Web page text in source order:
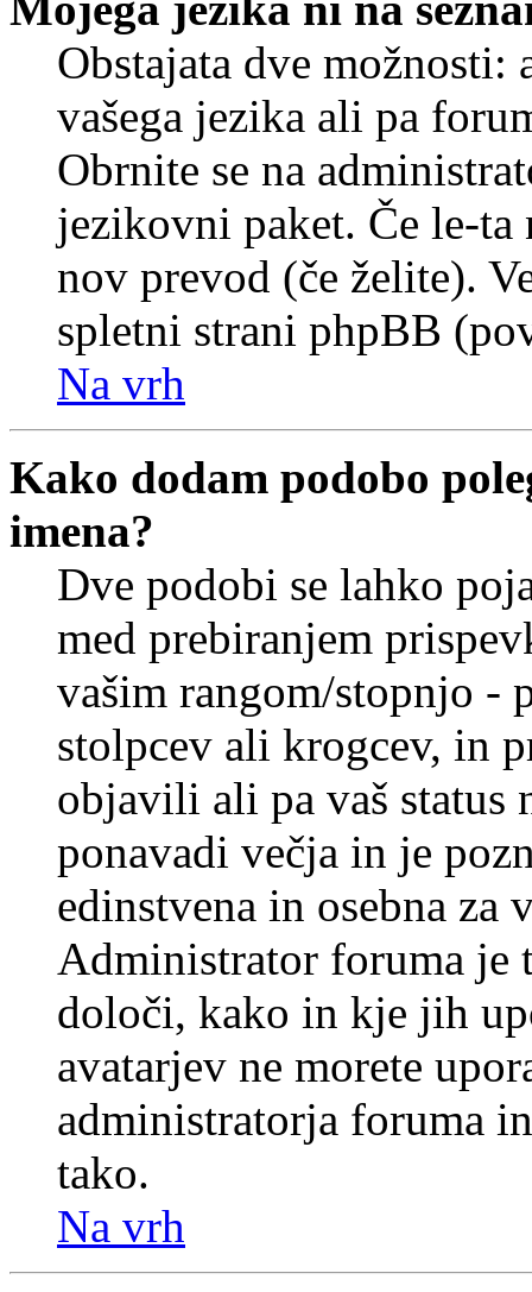
Obstajata dve
vašega jezika ali pa
Obrnite se na
jezikovni paket. Če le-ta
nov prevod (če želite).
spletni strani phpBB
Na vrh
Kako dodam podobo
imena?
Dve podobi se lahko
med prebiranjem
vašim rangom/stopnjo -
stolpcev ali krogcev, in
objavili ali pa vaš status
ponavadi večja in je
edinstvena in osebna za
Administrator foruma je
določi, kako in kje jih
avatarjev ne morete
administratorja foruma
tako.
Na vrh